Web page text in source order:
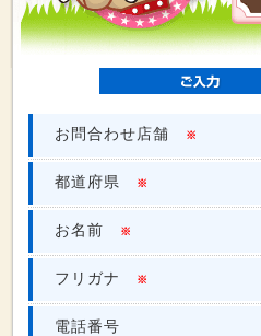
お問合わせ店舗 ※
都道府県 ※
お名前 ※
フリガナ ※
電話番号